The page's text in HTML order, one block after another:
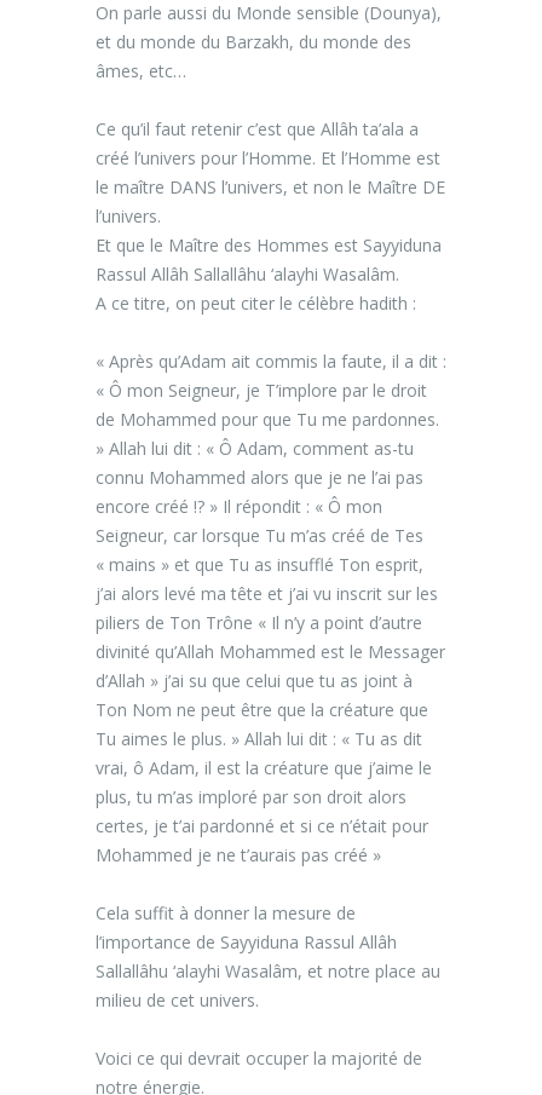
On parle aussi du Monde sensible (Dounya),
et du monde du Barzakh, du monde des
âmes, etc…
Ce qu’il faut retenir c’est que Allâh ta’ala a
créé l’univers pour l’Homme. Et l’Homme est
le maître DANS l’univers, et non le Maître DE
l’univers.
Et que le Maître des Hommes est Sayyiduna
Rassul Allâh Sallallâhu ‘alayhi Wasalâm.
A ce titre, on peut citer le célèbre hadith :
« Après qu’Adam ait commis la faute, il a dit :
« Ô mon Seigneur, je T’implore par le droit
de Mohammed pour que Tu me pardonnes.
» Allah lui dit : « Ô Adam, comment as-tu
connu Mohammed alors que je ne l’ai pas
encore créé !? » Il répondit : « Ô mon
Seigneur, car lorsque Tu m’as créé de Tes
« mains » et que Tu as insufflé Ton esprit,
j’ai alors levé ma tête et j’ai vu inscrit sur les
piliers de Ton Trône « Il n’y a point d’autre
divinité qu’Allah Mohammed est le Messager
d’Allah » j’ai su que celui que tu as joint à
Ton Nom ne peut être que la créature que
Tu aimes le plus. » Allah lui dit : « Tu as dit
vrai, ô Adam, il est la créature que j’aime le
plus, tu m’as imploré par son droit alors
certes, je t’ai pardonné et si ce n’était pour
Mohammed je ne t’aurais pas créé »
Cela suffit à donner la mesure de
l’importance de Sayyiduna Rassul Allâh
Sallallâhu ‘alayhi Wasalâm, et notre place au
milieu de cet univers.
Voici ce qui devrait occuper la majorité de
notre énergie.